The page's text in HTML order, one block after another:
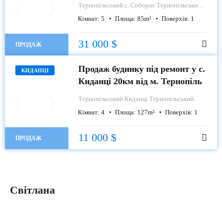
ПРОДАЖ
Тернопільськийс. Соборне Тернопільський
Кімнат: 5 Площа: 85m² Поверхів: 1
31 000 $
КИДАНЦІ
ПРОДАЖ
Продаж будинку під ремонт у с.
Киданці 20км від м. Тернопіль
Тернопільський Киданці Тернопільський
Кімнат: 4 Площа: 127m² Поверхів: 1
11 000 $
Світлана